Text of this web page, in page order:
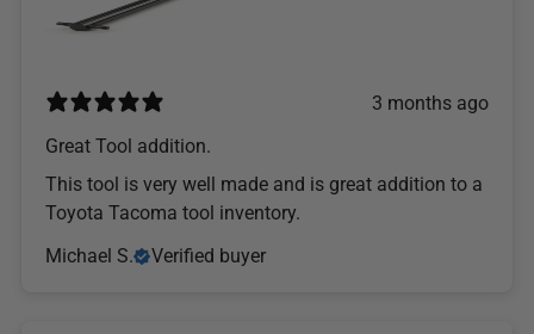
3 months ago
Great Tool addition.
This tool is very well made and is great addition to a
Toyota Tacoma tool inventory.
Michael S.
Verified buyer